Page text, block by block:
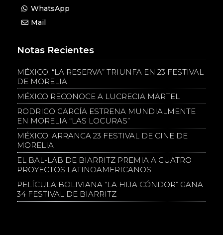
WhatsApp
Mail
Notas Recientes
MÉXICO: “LA RESERVA” TRIUNFA EN 23 FESTIVAL
DE MORELIA
MÉXICO RECONOCE A LUCRECIA MARTEL
RODRIGO GARCÍA ESTRENA MUNDIALMENTE
EN MORELIA “LAS LOCURAS”
MÉXICO: ARRANCA 23 FESTIVAL DE CINE DE
MORELIA
EL BAL-LAB DE BIARRITZ PREMIA A CUATRO
PROYECTOS LATINOAMERICANOS
PELÍCULA BOLIVIANA “LA HIJA CÓNDOR” GANA
34 FESTIVAL DE BIARRITZ